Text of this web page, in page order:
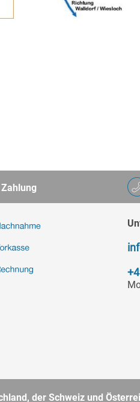
Zahlung
der Schweiz und